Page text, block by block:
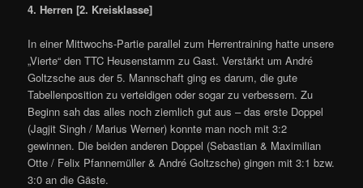
4. Herren [2. Kreisklasse]
In einer Mittwochs-Partie parallel zum Herrentraining hatte unsere
„Vierte“ den TTC Heusenstamm zu Gast. Verstärkt um André
Goltzsche aus der 5. Mannschaft ging es darum, die gute
Tabellenposition zu verteidigen oder sogar zu verbessern. Zu
Beginn sah das alles noch ziemlich gut aus – das erste Doppel
(Jagjit Singh / Marius Werner) konnte man noch mit 3:2
gewinnen. Die beiden anderen Doppel (Sebastian & Maximilian
Otte / Felix Pfannemüller & André Goltzsche) gingen mit 3:1 bzw.
3:0 an die Gäste.